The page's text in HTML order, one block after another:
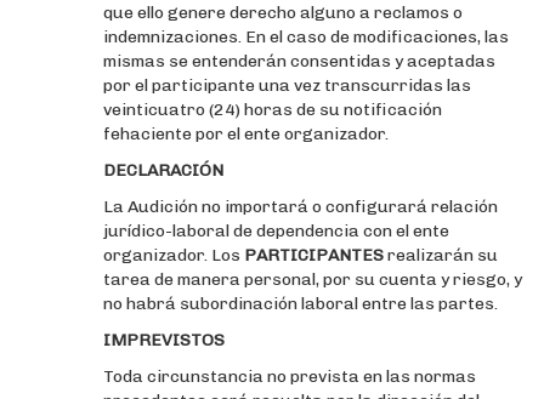
que ello genere derecho alguno a reclamos o
indemnizaciones. En el caso de modificaciones, las
mismas se entenderán consentidas y aceptadas
por el participante una vez transcurridas las
veinticuatro (24) horas de su notificación
fehaciente por el ente organizador.
DECLARACIÓN
La Audición no importará o configurará relación
jurídico-laboral de dependencia con el ente
organizador. Los PARTICIPANTESrealizarán su
tarea de manera personal, por su cuenta y riesgo, y
no habrá subordinación laboral entre las partes.
IMPREVISTOS
Toda circunstancia no prevista en las normas